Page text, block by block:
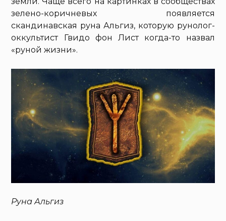
зелено-коричневых появляется
скандинавская руна Альгиз, которую рунолог-
оккультист Гвидо фон Лист когда-то назвал
«руной жизни».
Руна Альгиз